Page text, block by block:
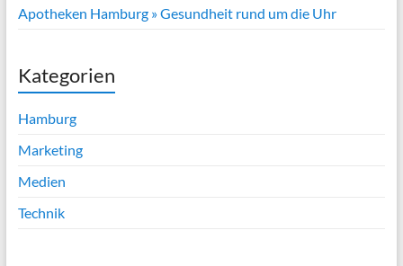
Apotheken Hamburg » Gesundheit rund um die Uhr
Kategorien
Hamburg
Marketing
Medien
Technik